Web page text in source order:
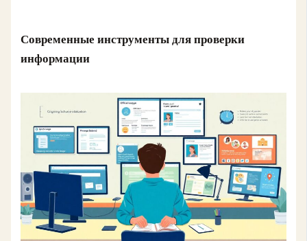
Современные инструменты для проверки
информации